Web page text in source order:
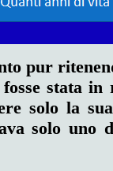
pur
stata
solo la
solo uno